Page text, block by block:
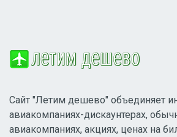
Сайт "Летим дешево" объединяет
авиакомпаниях-дискаунтерах,
авиакомпаниях, акциях, ценах на